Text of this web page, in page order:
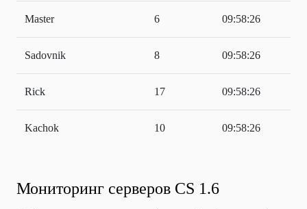
Master 6 09:58:26
Sadovnik 8 09:58:26
Rick 17 09:58:26
Kachok 10 09:58:26
Мониторинг серверов CS 1.6